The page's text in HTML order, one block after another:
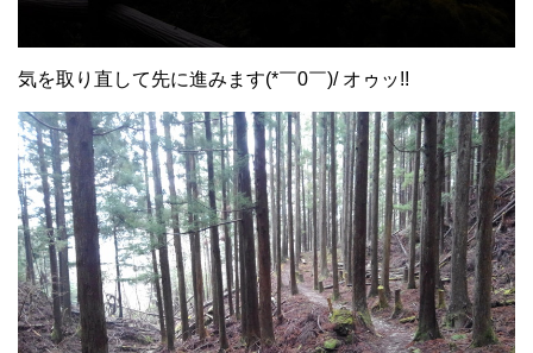
気を取り直して先に進みます(*￣0￣)/ オゥッ!!